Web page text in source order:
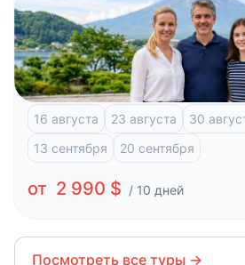
Япония
Красоты Японии и отдых на
Токио)
Токио Фудзи-Кавагучико Атами
16 августа 23 августа 30
13 сентября
20 сентября
от 2 990 $ / 10 дней
Посмотреть все туры →